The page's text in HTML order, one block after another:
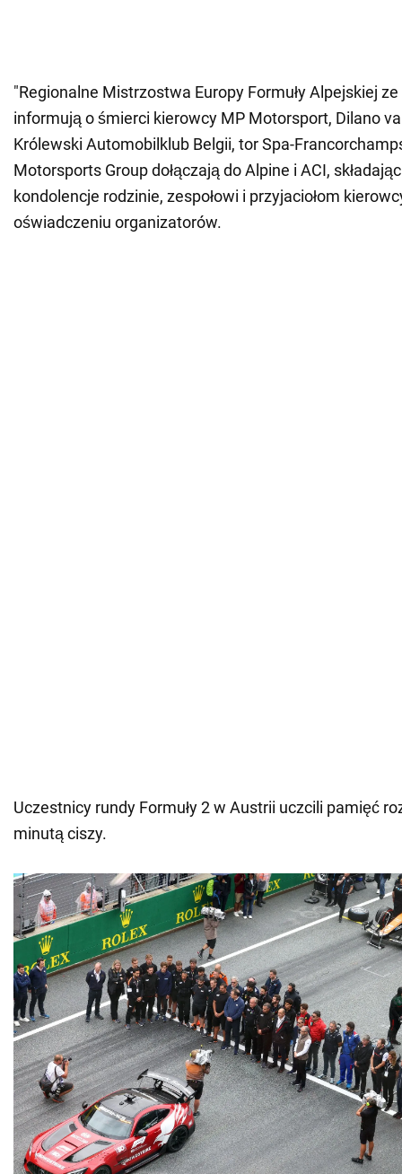
"Regionalne Mistrzostwa Europy Formuły Alpejskiej
informują o śmierci kierowcy MP Motorsport, Dilano
Królewski Automobilklub Belgii, tor Spa-
Motorsports Group dołączają do Alpine i ACI,
kondolencje rodzinie, zespołowi i przyjaciołom
oświadczeniu organizatorów.
Uczestnicy rundy Formuły 2 w Austrii uczcili pamięć
minutą ciszy.